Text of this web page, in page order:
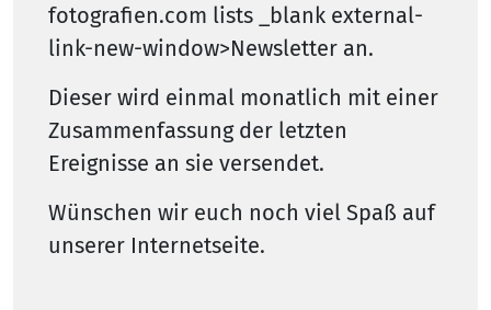
fotografien.com lists _blank external-
link-new-window>Newsletter an.
Dieser wird einmal monatlich mit einer
Zusammenfassung der letzten
Ereignisse an sie versendet.
Wünschen wir euch noch viel Spaß auf
unserer Internetseite.